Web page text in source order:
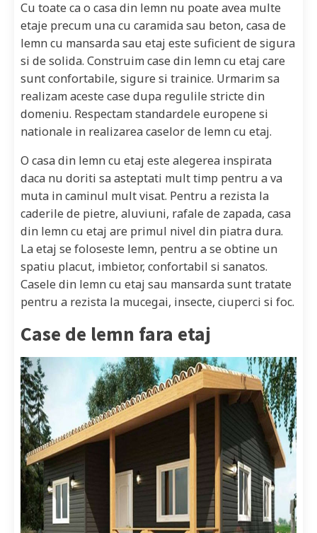
Cu toate ca o casa din lemn nu poate avea multe
etaje precum una cu caramida sau beton, casa de
lemn cu mansarda sau etaj este suficient de sigura
si de solida. Construim case din lemn cu etaj care
sunt confortabile, sigure si trainice. Urmarim sa
realizam aceste case dupa regulile stricte din
domeniu. Respectam standardele europene si
nationale in realizarea caselor de lemn cu etaj.
O casa din lemn cu etaj este alegerea inspirata
daca nu doriti sa asteptati mult timp pentru a va
muta in caminul mult visat. Pentru a rezista la
caderile de pietre, aluviuni, rafale de zapada, casa
din lemn cu etaj are primul nivel din piatra dura.
La etaj se foloseste lemn, pentru a se obtine un
spatiu placut, imbietor, confortabil si sanatos.
Casele din lemn cu etaj sau mansarda sunt tratate
pentru a rezista la mucegai, insecte, ciuperci si foc.
Case de lemn fara etaj